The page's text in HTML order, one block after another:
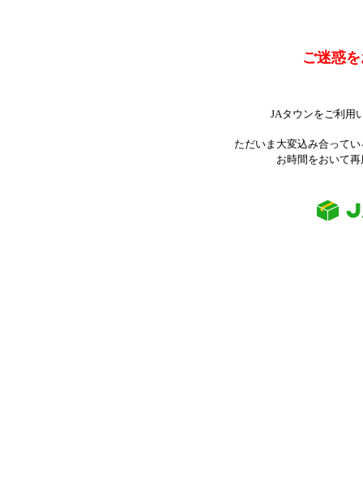
ご迷惑
JAタウンをご利用
ただいま大変込み合って
お時間をおいて